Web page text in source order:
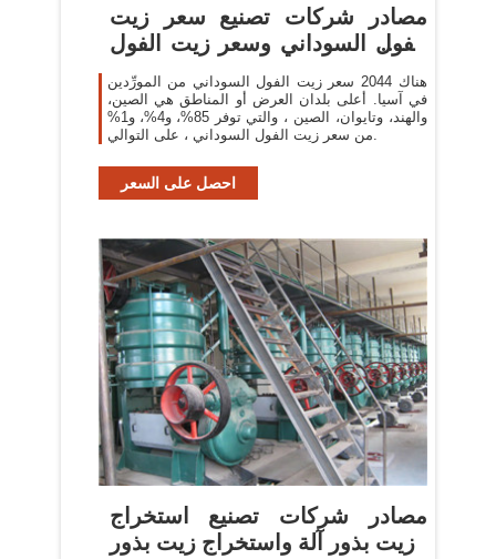
مصادر شركات تصنيع سعر زيت
الفول السوداني وسعر زيت الفول
السوداني في
هناك 2044 سعر زيت الفول السوداني من المورِّدين
في آسيا. أعلى بلدان العرض أو المناطق هي الصين،
والهند، وتايوان، الصين ، والتي توفر 85%، و4%، و1%
من سعر زيت الفول السوداني ، على التوالي.
احصل على السعر
مصادر شركات تصنيع استخراج
زيت بذور آلة واستخراج زيت بذور